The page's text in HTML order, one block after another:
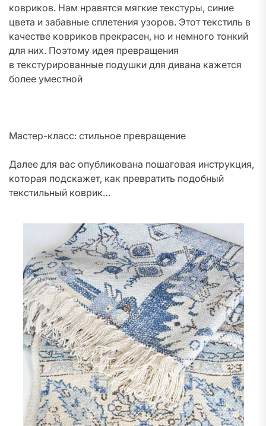
ковриков. Нам нравятся мягкие текстуры, синие
цвета и забавные сплетения узоров. Этот текстиль в
качестве ковриков прекрасен, но и немного тонкий
для них. Поэтому идея превращения
в текстурированные подушки для дивана кажется
более уместной
Мастер-класс: стильное превращение
Далее для вас опубликована пошаговая инструкция,
которая подскажет, как превратить подобный
текстильный коврик…